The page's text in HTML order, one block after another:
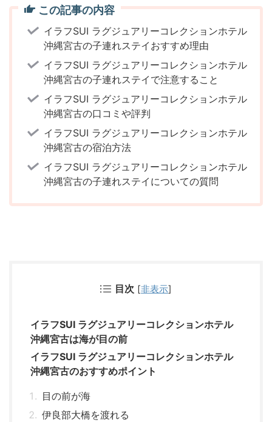
この記事の内容
イラフSUI ラグジュアリーコレクションホテル
沖縄宮古の子連れステイおすすめ理由
イラフSUI ラグジュアリーコレクションホテル
沖縄宮古の子連れステイで注意すること
イラフSUI ラグジュアリーコレクションホテル
沖縄宮古の口コミや評判
イラフSUI ラグジュアリーコレクションホテル
沖縄宮古の宿泊方法
イラフSUI ラグジュアリーコレクションホテル
沖縄宮古の子連れステイについての質問
目次 [非表示]
イラフSUI ラグジュアリーコレクションホテル
沖縄宮古は海が目の前
イラフSUI ラグジュアリーコレクションホテル
沖縄宮古のおすすめポイント
目の前が海
伊良部大橋を渡れる